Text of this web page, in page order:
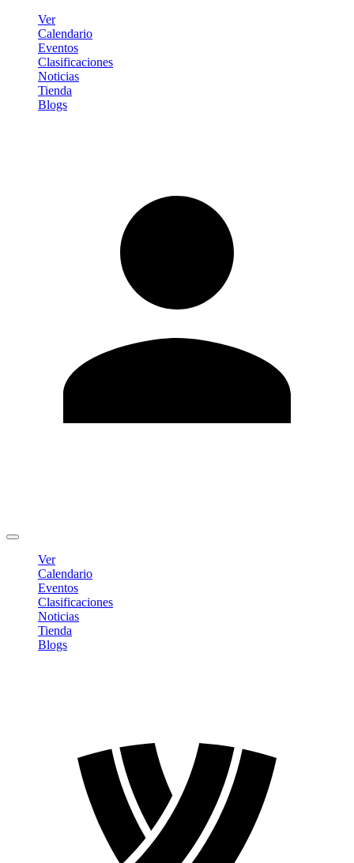
Ver
Calendario
Eventos
Clasificaciones
Noticias
Tienda
Blogs
Ver
Calendario
Eventos
Clasificaciones
Noticias
Tienda
Blogs